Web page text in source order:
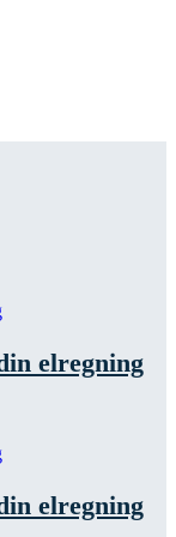
elregning
elregning